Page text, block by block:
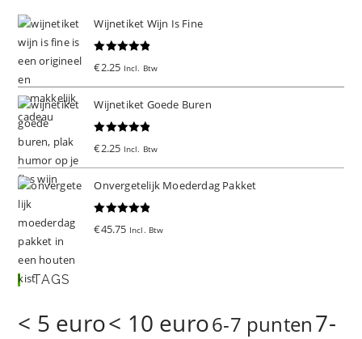
Wijnetiket Wijn Is Fine
€2.25 Incl. Btw
Wijnetiket Goede Buren
€2.25 Incl. Btw
Onvergetelijk Moederdag Pakket
€45.75 Incl. Btw
TAGS
< 5 euro< 10 euro6-7 punten7-